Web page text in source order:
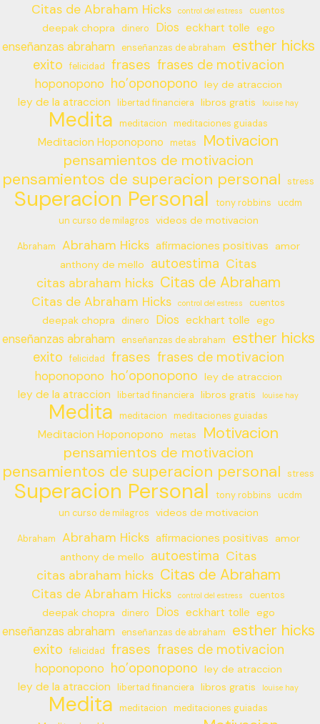
Citas de Abraham Hicks control del estress cuentos
deepak chopra dinero Dios eckhart tolle ego
enseñanzas abraham enseñanzas de abraham esther hicks
exito felicidad frases frases de motivacion
hoponopono ho’oponopono ley de atraccion
ley de la atraccion libertad financiera libros gratis louise hay
Medita meditacion meditaciones guiadas
Meditacion Hoponopono metas Motivacion
pensamientos de motivacion
pensamientos de superacion personal stress
Superacion Personal tony robbins
ucdm
un curso de milagros
videos de motivacion
Abraham Abraham Hicks afirmaciones positivas
amor
anthony de mello
autoestima Citas
citas abraham hicks Citas de Abraham
Citas de Abraham Hicks control del estress cuentos
deepak chopra dinero Dios eckhart tolle ego
enseñanzas abraham enseñanzas de abraham esther hicks
exito felicidad frases frases de motivacion
hoponopono ho’oponopono ley de atraccion
ley de la atraccion libertad financiera libros gratis louise hay
Medita meditacion meditaciones guiadas
Meditacion Hoponopono metas Motivacion
pensamientos de motivacion
pensamientos de superacion personal stress
Superacion Personal tony robbins
ucdm
un curso de milagros
videos de motivacion
Abraham Abraham Hicks afirmaciones positivas
amor
anthony de mello
autoestima Citas
citas abraham hicks Citas de Abraham
Citas de Abraham Hicks control del estress cuentos
deepak chopra dinero Dios eckhart tolle ego
enseñanzas abraham enseñanzas de abraham esther hicks
exito felicidad frases frases de motivacion
hoponopono ho’oponopono ley de atraccion
ley de la atraccion libertad financiera libros gratis louise hay
Medita meditacion meditaciones guiadas